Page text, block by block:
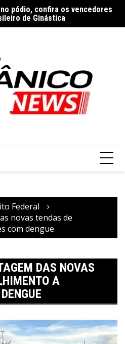
pódio, confira os vencedores
de Ginástica
Federal
novas tendas de
com dengue
DAS NOVAS
A